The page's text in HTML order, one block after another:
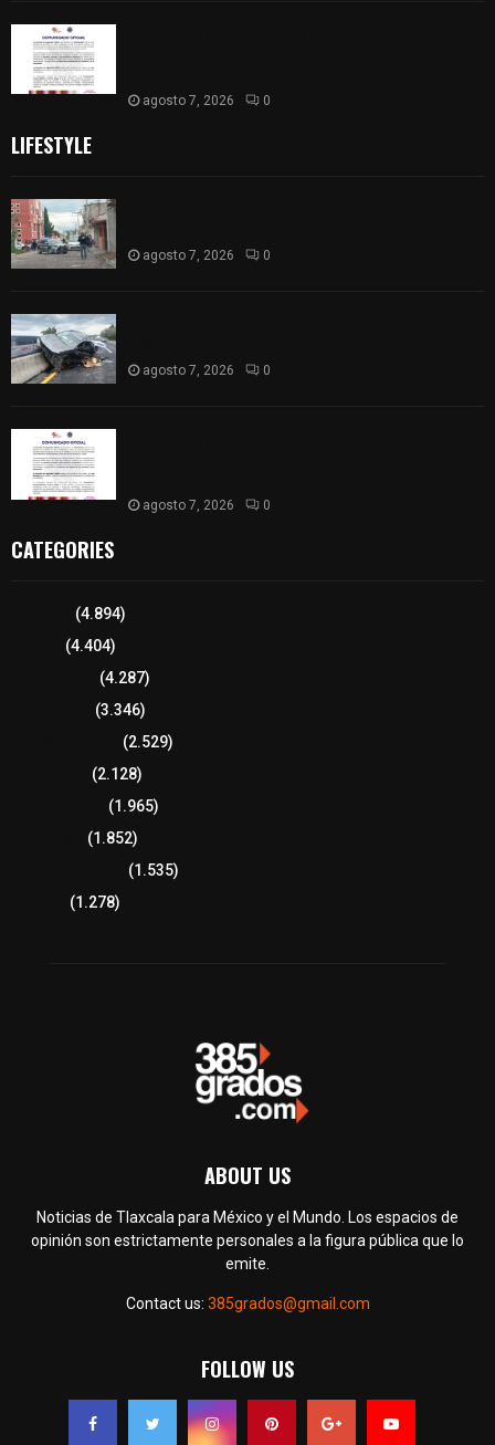
agosto 7, 2026 0
LIFESTYLE
agosto 7, 2026 0
agosto 7, 2026 0
agosto 7, 2026 0
CATEGORIES
(4.894)
(4.404)
(4.287)
(3.346)
(2.529)
(2.128)
(1.965)
(1.852)
(1.535)
(1.278)
ABOUT US
Noticias de Tlaxcala para México y el Mundo. Los espacios de
opinión son estrictamente personales a la figura pública que lo
emite.
Contact us: 385grados@gmail.com
FOLLOW US